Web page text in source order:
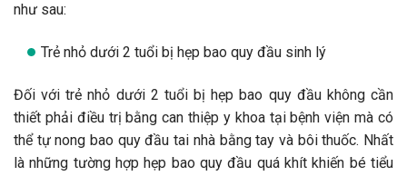
như sau:
Trẻ nhỏ dưới 2 tuổi bị hẹp bao quy đầu sinh lý
Đối với trẻ nhỏ dưới 2 tuổi bị hẹp bao quy đầu không cần
thiết phải điều trị bằng can thiệp y khoa tại bệnh viện mà có
thể tự nong bao quy đầu tai nhà bằng tay và bôi thuốc. Nhất
là những tường hợp hẹp bao quy đầu quá khít khiến bé tiểu